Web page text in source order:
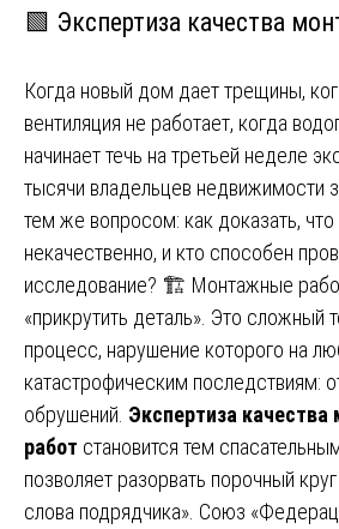
🟩 Экспертиза качества
Когда новый дом дает трещины,
вентиляция не работает, когда
начинает течь на третьей неделе
тысячи владельцев недвижимости
тем же вопросом: как доказать,
некачественно, и кто способен
исследование? 🏗️ Монтажные
«прикрутить деталь». Это сложный
процесс, нарушение которого на
катастрофическим последствиям:
обрушений. Экспертиза
работ становится тем
позволяет разорвать порочный
слова подрядчика». Союз